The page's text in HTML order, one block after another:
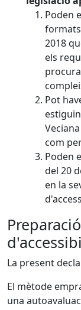
Poden
2018
els
Pot
com
Poden
del 20
en la
La present
El mètode
una